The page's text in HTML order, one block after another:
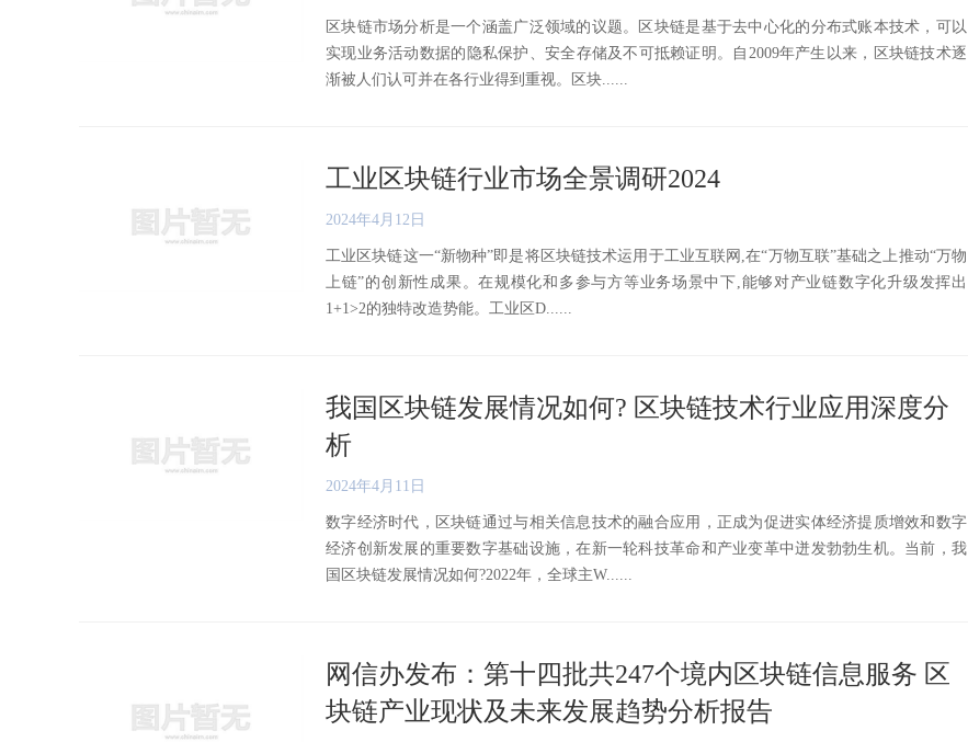
区块链市场分析是一个涵盖广泛领域的议题。区块链是基于去中心化的分布式账本技术，可以
实现业务活动数据的隐私保护、安全存储及不可抵赖证明。自2009年产生以来，区块链技术逐
渐被人们认可并在各行业得到重视。区块......
工业区块链行业市场全景调研2024
2024年4月12日
工业区块链这一“新物种”即是将区块链技术运用于工业互联网,在“万物互联”基础之上推动“万物
上链”的创新性成果。在规模化和多参与方等业务场景中下,能够对产业链数字化升级发挥出
1+1>2的独特改造势能。工业区D......
我国区块链发展情况如何? 区块链技术行业应用深度分
析
2024年4月11日
数字经济时代，区块链通过与相关信息技术的融合应用，正成为促进实体经济提质增效和数字
经济创新发展的重要数字基础设施，在新一轮科技革命和产业变革中迸发勃勃生机。当前，我
国区块链发展情况如何?2022年，全球主W......
网信办发布：第十四批共247个境内区块链信息服务 区
块链产业现状及未来发展趋势分析报告